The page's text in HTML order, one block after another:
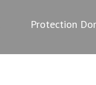
Protection